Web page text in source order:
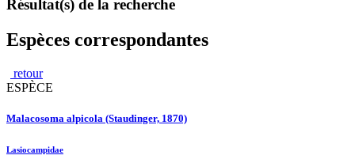
Résultat(s) de la recherche
Espèces correspondantes
retour
ESPÈCE
Malacosoma alpicola (Staudinger, 1870)
Lasiocampidae